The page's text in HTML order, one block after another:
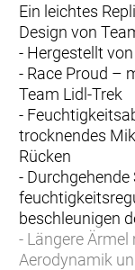
Ein leichtes
Design von
- Hergestellt
- Race Proud –
Team Lidl-Trek
-
trocknendes
Rücken
-
beschleunigen
- Längere
Aerodynamik